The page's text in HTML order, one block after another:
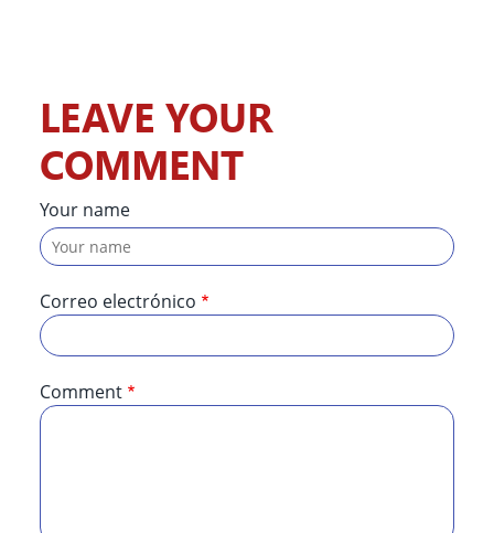
LEAVE YOUR
COMMENT
Your name
Correo electrónico
Comment